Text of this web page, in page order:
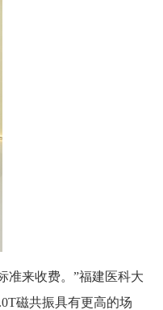
来收费。”福建医科大
磁共振具有更高的场